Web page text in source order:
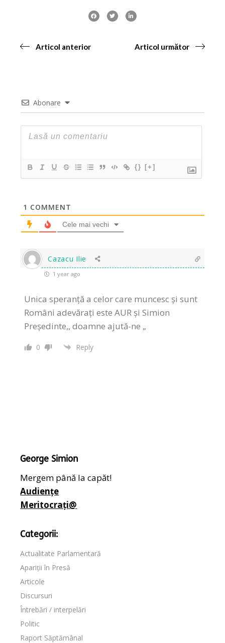
Articol anterior Articol următor
Abonare
{} [+]
1 COMMENT
Cele mai vechi
Cazacu Ilie
1 year ago
Unica speranță a celor care muncesc și sunt
Români adevărați este AUR și Simion
Președinte,, doamne ajută-ne „
0 Reply
George Simion
Mergem până la capăt!
Audiențe
Meritocrați@
Categorii:
Actualitate Parlamentară
Apariții în Presă
Articole
Discursuri
Întrebări / interpelări
Politic
Raport Săptămânal